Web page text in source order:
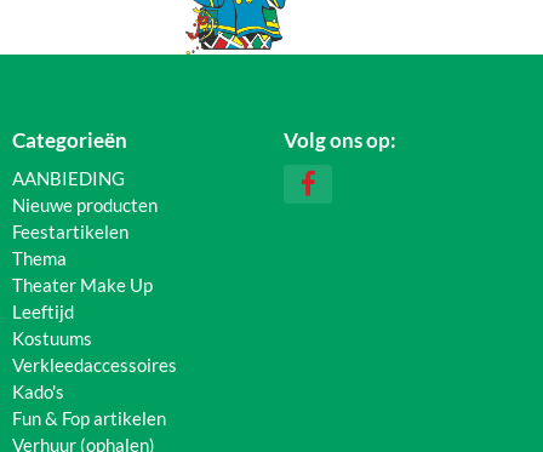
Categorieën
AANBIEDING
Nieuwe producten
Feestartikelen
Thema
Theater Make Up
Leeftijd
Kostuums
Verkleedaccessoires
Kado's
Fun & Fop artikelen
Verhuur (ophalen)
Volg ons op: